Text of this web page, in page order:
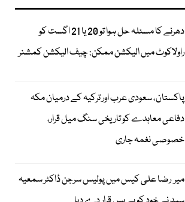
دھرنے کا مسئلہ حل ہوا تو 20 یا 21 اگست کو
راولاکوٹ میں الیکشن ممکن: چیف الیکشن کمشنر
پاکستان، سعودی عرب اور ترکیہ کے درمیان مکہ
دفاعی معاہدے کو تاریخی سنگ میل قرار،
خصوصی نغمہ جاری
میر رضا علی کیس میں پولیس سرجن ڈاکٹر سمعیہ